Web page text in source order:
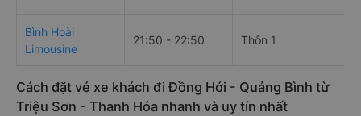
Bình Hoài
Limousine
21:50 - 22:50 Thôn 1
Cách đặt vé xe khách đi Đồng Hới - Quảng Bình từ
Triệu Sơn - Thanh Hóa nhanh và uy tín nhất